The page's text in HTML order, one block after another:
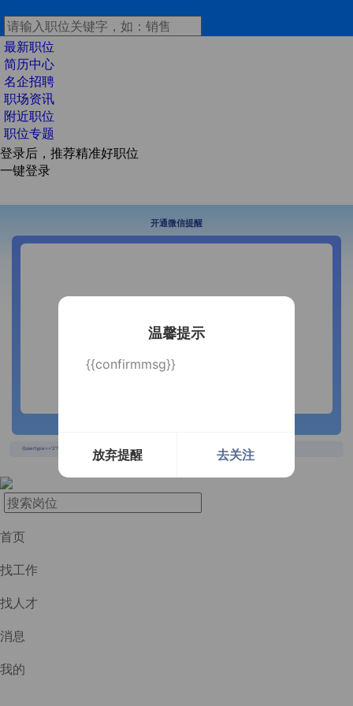
最新职位
简历中心
名企招聘
职场资讯
附近职位
职位专题
登录后，推荐精准好职位
一键登录
开通微信提醒
{{usertype=='2'?'个人投递实时提醒，招聘更快捷！':'企业回复实时提醒，求职更快捷！'}}
温馨提示
{{confirmmsg}}
放弃提醒 去关注
首页
找工作
找人才
消息
我的